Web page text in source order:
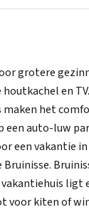
grotere
en
het
een auto-luw
een vakantie
ligt
voor kiten of